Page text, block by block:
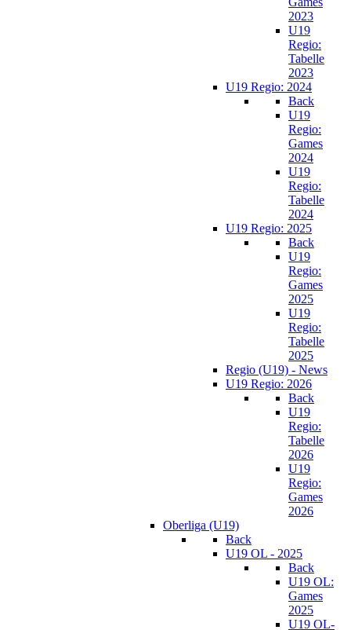
2023
U19
Regio:
Tabelle
2023
U19 Regio: 2024
Back
U19
Regio:
Games
2024
U19
Regio:
Tabelle
2024
U19 Regio: 2025
Back
U19
Regio:
Games
2025
U19
Regio:
Tabelle
2025
Regio (U19) - News
U19 Regio: 2026
Back
U19
Regio:
Tabelle
2026
U19
Regio:
Games
2026
Oberliga (U19)
Back
U19 OL - 2025
Back
U19 OL:
Games
2025
U19 OL-